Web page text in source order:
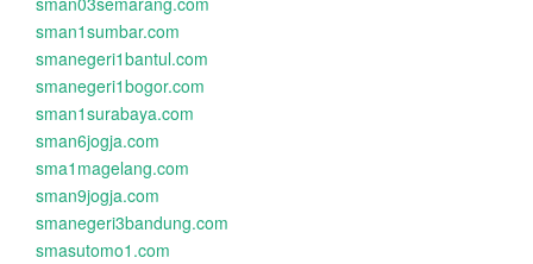
sman1sumbar.com
smanegeri1bantul.com
smanegeri1bogor.com
sman1surabaya.com
sman6jogja.com
sma1magelang.com
sman9jogja.com
smanegeri3bandung.com
smasutomo1.com